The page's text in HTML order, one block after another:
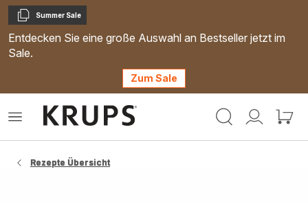
Kopieren
Summer Sale
Entdecken Sie eine große Auswahl an Bestseller jetzt im
Sale.
Zum Sale
Mein
Mein
Das
Rezepte Übersicht